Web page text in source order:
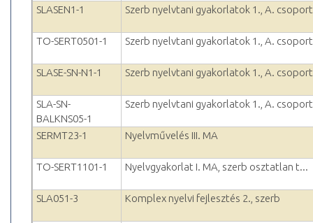
SLASEN1-1 Szerb nyelvtani gyakorlatok 1., A.
TO-SERT0501-1 Szerb nyelvtani gyakorlatok 1., A.
SLASE-SN-N1-1 Szerb nyelvtani gyakorlatok 1., A.
SLA-SN-
BALKNS05-1
Szerb nyelvtani gyakorlatok 1., A.
SERMT23-1 Nyelvművelés III. MA
TO-SERT1101-1 Nyelvgyakorlat I. MA, szerb osztatlan t...
SLA051-3 Komplex nyelvi fejlesztés 2., szerb